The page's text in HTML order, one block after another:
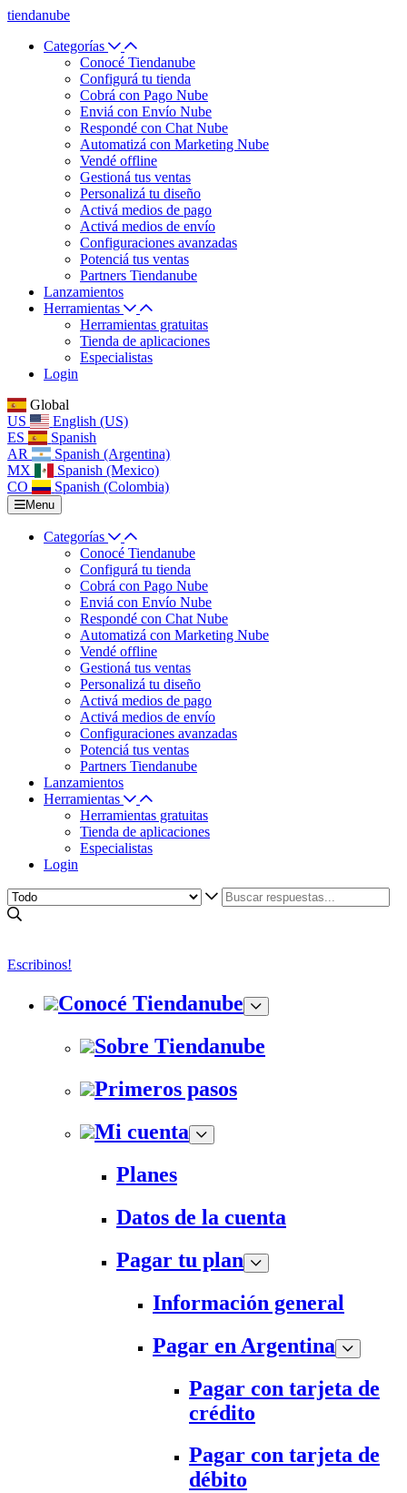
tiendanube
Categorías
Conocé Tiendanube
Configurá tu tienda
Cobrá con Pago Nube
Enviá con Envío Nube
Respondé con Chat Nube
Automatizá con Marketing Nube
Vendé offline
Gestioná tus ventas
Personalizá tu diseño
Activá medios de pago
Activá medios de envío
Configuraciones avanzadas
Potenciá tus ventas
Partners Tiendanube
Lanzamientos
Herramientas
Herramientas gratuitas
Tienda de aplicaciones
Especialistas
Login
Global
US
English (US)
ES
Spanish
AR
Spanish (Argentina)
MX
Spanish (Mexico)
CO
Spanish (Colombia)
Menu
Categorías
Conocé Tiendanube
Configurá tu tienda
Cobrá con Pago Nube
Enviá con Envío Nube
Respondé con Chat Nube
Automatizá con Marketing Nube
Vendé offline
Gestioná tus ventas
Personalizá tu diseño
Activá medios de pago
Activá medios de envío
Configuraciones avanzadas
Potenciá tus ventas
Partners Tiendanube
Lanzamientos
Herramientas
Herramientas gratuitas
Tienda de aplicaciones
Especialistas
Login
Escribinos!
Conocé Tiendanube
Sobre Tiendanube
Primeros pasos
Mi cuenta
Planes
Datos de la cuenta
Pagar tu plan
Información general
Pagar en Argentina
Pagar con tarjeta de
crédito
Pagar con tarjeta de
débito